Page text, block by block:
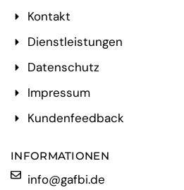
Kontakt
Dienstleistungen
Datenschutz
Impressum
Kundenfeedback
INFORMATIONEN
info@gafbi.de